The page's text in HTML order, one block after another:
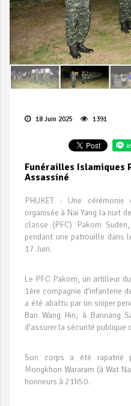
18 Juin 2025 1391
Funérailles Islamiques
Assassiné
PHUKET : Une
organisée à Nai Yang la nuit
classe (PFC) Pakom
pendant une patrouille dans
17 Juin.
Le PFC Pakom, un artilleur
1ère compagnie d’infanterie
a été abattu par un sniper
Ban Wang Hin, à Bannang
d’assurer la sécurité publique
Son corps a été rapatrié
Mongkhon Wararam (à Wat
honneurs à 21h50.